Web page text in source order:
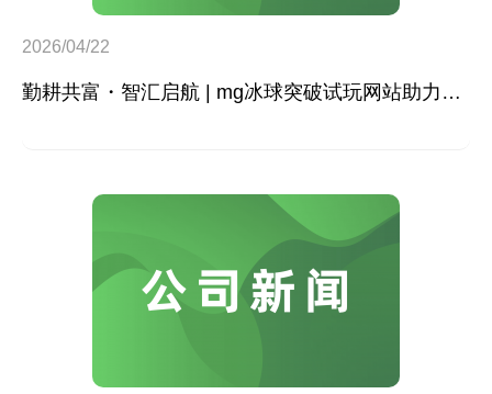
2026/04/22
勤耕共富・智汇启航 | mg冰球突破试玩网站助力2026第二届李子园村赋能训练营正式开营